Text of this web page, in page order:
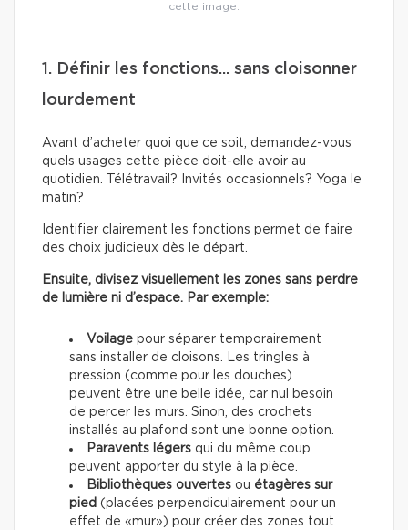
cette image.
1. Définir les fonctions... sans cloisonner
lourdement
Avant d’acheter quoi que ce soit, demandez-vous
quels usages cette pièce doit-elle avoir au
quotidien. Télétravail? Invités occasionnels? Yoga le
matin?
Identifier clairement les fonctions permet de faire
des choix judicieux dès le départ.
Ensuite, divisez visuellement les zones sans perdre
de lumière ni d’espace. Par exemple:
Voilage pour séparer temporairement
sans installer de cloisons. Les tringles à
pression (comme pour les douches)
peuvent être une belle idée, car nul besoin
de percer les murs. Sinon, des crochets
installés au plafond sont une bonne option.
Paravents légers qui du même coup
peuvent apporter du style à la pièce.
Bibliothèques ouvertes ou étagères sur
pied (placées perpendiculairement pour un
effet de «mur») pour créer des zones tout